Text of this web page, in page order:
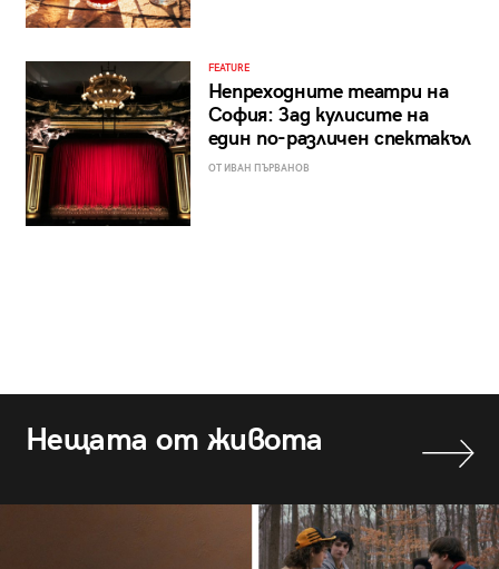
FEATURE
Непреходните театри на
София: Зад кулисите на
един по-различен спектакъл
ОТ ИВАН ПЪРВАНОВ
Нещата от живота